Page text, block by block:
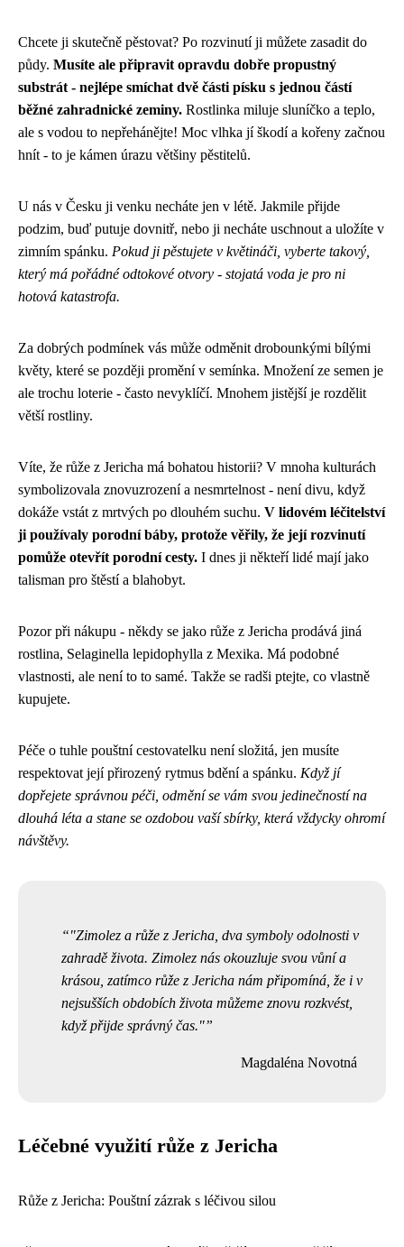
Chcete ji skutečně pěstovat? Po rozvinutí ji můžete zasadit do
půdy. Musíte ale připravit opravdu dobře propustný
substrát - nejlépe smíchat dvě části písku s jednou částí
běžné zahradnické zeminy. Rostlinka miluje sluníčko a teplo,
ale s vodou to nepřehánějte! Moc vlhka jí škodí a kořeny začnou
hnít - to je kámen úrazu většiny pěstitelů.
U nás v Česku ji venku necháte jen v létě. Jakmile přijde
podzim, buď putuje dovnitř, nebo ji necháte uschnout a uložíte v
zimním spánku. Pokud ji pěstujete v květináči, vyberte takový,
který má pořádné odtokové otvory - stojatá voda je pro ni
hotová katastrofa.
Za dobrých podmínek vás může odměnit drobounkými bílými
květy, které se později promění v semínka. Množení ze semen je
ale trochu loterie - často nevyklíčí. Mnohem jistější je rozdělit
větší rostliny.
Víte, že růže z Jericha má bohatou historii? V mnoha kulturách
symbolizovala znovuzrození a nesmrtelnost - není divu, když
dokáže vstát z mrtvých po dlouhém suchu. V lidovém léčitelství
ji používaly porodní báby, protože věřily, že její rozvinutí
pomůže otevřít porodní cesty. I dnes ji někteří lidé mají jako
talisman pro štěstí a blahobyt.
Pozor při nákupu - někdy se jako růže z Jericha prodává jiná
rostlina, Selaginella lepidophylla z Mexika. Má podobné
vlastnosti, ale není to to samé. Takže se radši ptejte, co vlastně
kupujete.
Péče o tuhle pouštní cestovatelku není složitá, jen musíte
respektovat její přirozený rytmus bdění a spánku. Když jí
dopřejete správnou péči, odmění se vám svou jedinečností na
dlouhá léta a stane se ozdobou vaší sbírky, která vždycky ohromí
návštěvy.
"Zimolez a růže z Jericha, dva symboly odolnosti v
zahradě života. Zimolez nás okouzluje svou vůní a
krásou, zatímco růže z Jericha nám připomíná, že i v
nejsušších obdobích života můžeme znovu rozkvést,
když přijde správný čas."
Magdaléna Novotná
Léčebné využití růže z Jericha
Růže z Jericha: Pouštní zázrak s léčivou silou